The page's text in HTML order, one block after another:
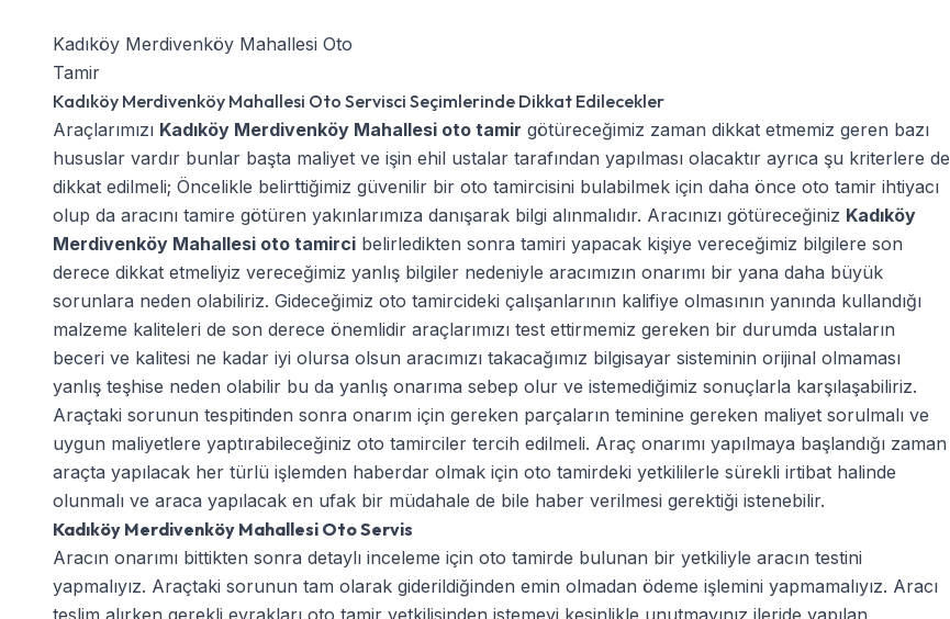
Kadıköy Merdivenköy Mahallesi Oto
Tamir
Kadıköy Merdivenköy Mahallesi Oto Servisci Seçimlerinde Dikkat Edilecekler
Araçlarımızı Kadıköy Merdivenköy Mahallesi oto tamir götüreceğimiz zaman dikkat etmemiz geren bazı
hususlar vardır bunlar başta maliyet ve işin ehil ustalar tarafından yapılması olacaktır ayrıca şu kriterlere de
dikkat edilmeli; Öncelikle belirttiğimiz güvenilir bir oto tamircisini bulabilmek için daha önce oto tamir ihtiyacı
olup da aracını tamire götüren yakınlarımıza danışarak bilgi alınmalıdır. Aracınızı götüreceğiniz Kadıköy
Merdivenköy Mahallesi oto tamirci belirledikten sonra tamiri yapacak kişiye vereceğimiz bilgilere son
derece dikkat etmeliyiz vereceğimiz yanlış bilgiler nedeniyle aracımızın onarımı bir yana daha büyük
sorunlara neden olabiliriz. Gideceğimiz oto tamircideki çalışanlarının kalifiye olmasının yanında kullandığı
malzeme kaliteleri de son derece önemlidir araçlarımızı test ettirmemiz gereken bir durumda ustaların
beceri ve kalitesi ne kadar iyi olursa olsun aracımızı takacağımız bilgisayar sisteminin orijinal olmaması
yanlış teşhise neden olabilir bu da yanlış onarıma sebep olur ve istemediğimiz sonuçlarla karşılaşabiliriz.
Araçtaki sorunun tespitinden sonra onarım için gereken parçaların teminine gereken maliyet sorulmalı ve
uygun maliyetlere yaptırabileceğiniz oto tamirciler tercih edilmeli. Araç onarımı yapılmaya başlandığı zaman
araçta yapılacak her türlü işlemden haberdar olmak için oto tamirdeki yetkililerle sürekli irtibat halinde
olunmalı ve araca yapılacak en ufak bir müdahale de bile haber verilmesi gerektiği istenebilir.
Kadıköy Merdivenköy Mahallesi Oto Servis
Aracın onarımı bittikten sonra detaylı inceleme için oto tamirde bulunan bir yetkiliyle aracın testini
yapmalıyız. Araçtaki sorunun tam olarak giderildiğinden emin olmadan ödeme işlemini yapmamalıyız. Aracı
teslim alırken gerekli evrakları oto tamir yetkilisinden istemeyi kesinlikle unutmayınız ileride yapılan